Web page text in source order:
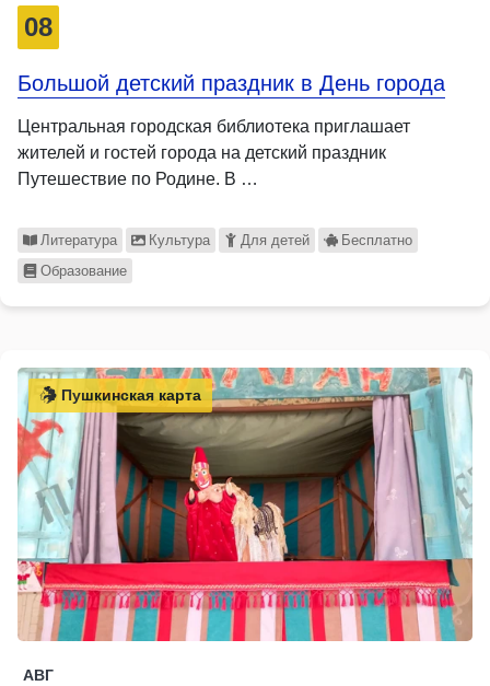
08
Большой детский праздник в День города
Центральная городская библиотека приглашает
жителей и гостей города на детский праздник
Путешествие по Родине. В …
Литература Культура Для детей
Бесплатно
Образование
Пушкинская карта
АВГ